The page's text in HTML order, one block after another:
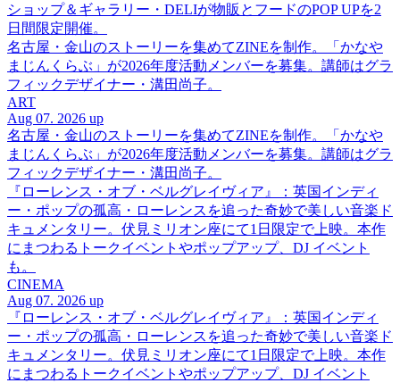
ショップ＆ギャラリー・DELIが物販とフードのPOP UPを2
日間限定開催。
名古屋・金山のストーリーを集めてZINEを制作。「かなや
まじんくらぶ」が2026年度活動メンバーを募集。講師はグラ
フィックデザイナー・溝田尚子。
ART
Aug 07. 2026 up
名古屋・金山のストーリーを集めてZINEを制作。「かなや
まじんくらぶ」が2026年度活動メンバーを募集。講師はグラ
フィックデザイナー・溝田尚子。
『ローレンス・オブ・ベルグレイヴィア』：英国インディ
ー・ポップの孤高・ローレンスを追った奇妙で美しい音楽ド
キュメンタリー。伏見ミリオン座にて1日限定で上映。本作
にまつわるトークイベントやポップアップ、DJ イベント
も。
CINEMA
Aug 07. 2026 up
『ローレンス・オブ・ベルグレイヴィア』：英国インディ
ー・ポップの孤高・ローレンスを追った奇妙で美しい音楽ド
キュメンタリー。伏見ミリオン座にて1日限定で上映。本作
にまつわるトークイベントやポップアップ、DJ イベント